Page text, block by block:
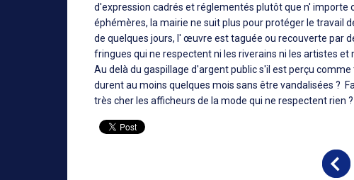
d'expression cadrés et réglementés plutôt que n' importe
éphémères, la mairie ne suit plus pour protéger le travail
de quelques jours, l' œuvre est taguée ou recouverte par
fringues qui ne respectent ni les riverains ni les artistes
Au delà du gaspillage d'argent public s'il est perçu
durent au moins quelques mois sans être vandalisées ?
très cher les afficheurs de la mode qui ne respectent rien